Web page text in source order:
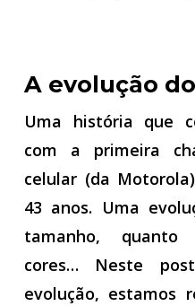
A evolução
Uma história que
com a primeira
celular (da
43 anos. Uma
tamanho, quanto
cores… Neste
evolução, estamos